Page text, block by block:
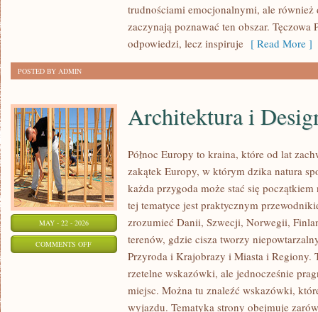
trudnościami emocjonalnymi, ale
zaczynają poznawać ten obszar. Tęczowa
odpowiedzi, lecz inspiruje [ Read More ]
POSTED BY ADMIN
MAY - 22 - 2026
COMMENTS OFFON
ARCHITEKTURA
Architektura i
Północ Europy to kraina, które od lat
zakątek Europy, w którym dzika natura
każda przygoda może stać się
tej tematyce jest praktycznym
zrozumieć Danii, Szwecji, Norwegii,
terenów, gdzie cisza tworzy
Przyroda i Krajobrazy i Miasta i Regiony.
rzetelne wskazówki, ale jednocześnie
miejsc. Można tu znaleźć wskazówki,
wyjazdu. Tematyka strony obejmuje